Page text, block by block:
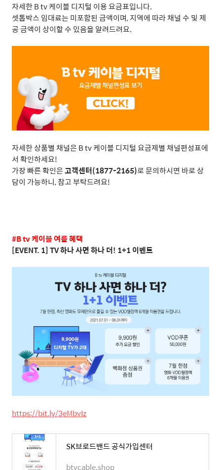
자세한B tv케이블 디지털 이용 요금표입니다.
셋톱박스 임대료는 미포함된 금액이며,지역에 따라 채널 수 및 제
공 금액이 상이할 수 있음을 알려드려요.
자세한 상품별 채널은 B tv케이블 디지털 요금제별 채널편성표에
서 확인하세요!
가장 빠른 확인은고객센터(1877-2165)로 문의하시면 바로 상
담이 가능하니,참고 부탁드려요!
#B tv케이블 여름 혜택
[EVENT. 1] TV하나 사면 하나 더! 1+1 이벤트
https://bit.ly/3eMbvIz
SK브로드밴드 공식가입센터
btvcable.shop